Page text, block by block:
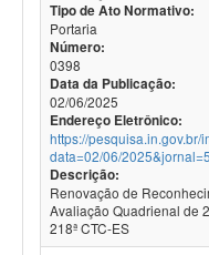
Tipo de Ato Normativo:
Portaria
Número:
0398
Data da Publicação:
02/06/2025
Endereço Eletrônico:
https://
data=02/06/
Descrição:
Renovação de
Avaliação Quadrienal de
218ª CTC-ES